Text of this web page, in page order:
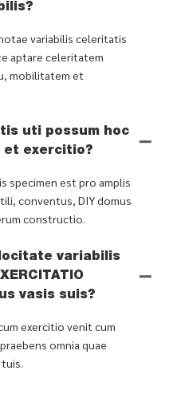
variabilis celeritatis
aptare celeritatem
mobilitatem et
uti possum hoc
et exercitio?
specimen est pro amplis
conventus, DIY domus
constructio.
variabilis
vasis suis?
exercitio venit cum
omnia quae